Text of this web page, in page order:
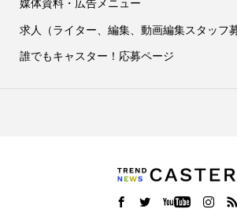
媒体資料・広告メニュー
求人（ライター、編集、動画編集スタッフ募
誰でもキャスター！応募ページ